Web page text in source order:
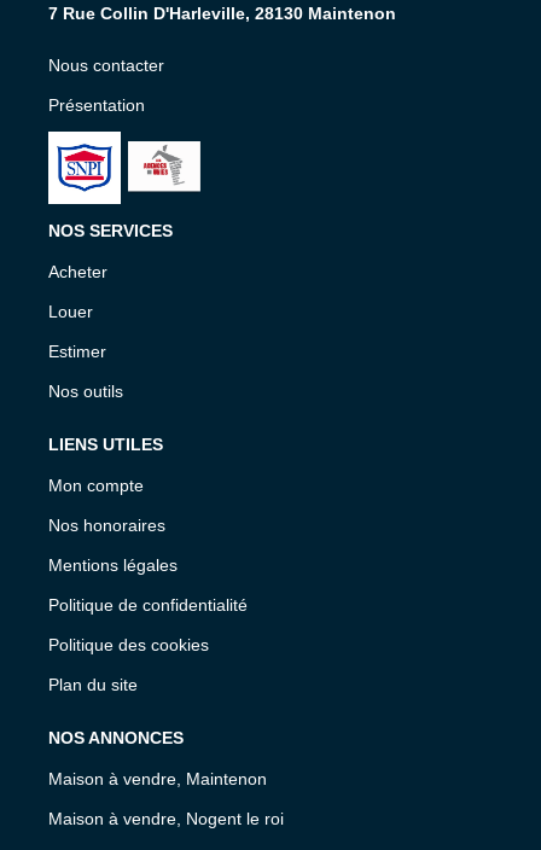
7 Rue Collin D'Harleville, 28130 Maintenon
Nous contacter
Présentation
NOS SERVICES
Acheter
Louer
Estimer
Nos outils
LIENS UTILES
Mon compte
Nos honoraires
Mentions légales
Politique de confidentialité
Politique des cookies
Plan du site
NOS ANNONCES
Maison à vendre, Maintenon
Maison à vendre, Nogent le roi